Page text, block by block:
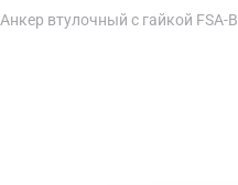
Анкер втулочный с гайкой FSA-B